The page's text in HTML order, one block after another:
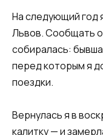
На следующий год
Львов. Сообщать
собиралась:
перед которым я
поездки.
Вернулась я в
калитку — и